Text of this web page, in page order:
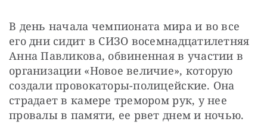
В день начала чемпионата мира и во все
его дни сидит в СИЗО восемнадцатилетняя
Анна Павликова, обвиненная в участии в
организации «Новое величие», которую
создали провокаторы-полицейские. Она
страдает в камере тремором рук, у нее
провалы в памяти, ее рвет днем и ночью.